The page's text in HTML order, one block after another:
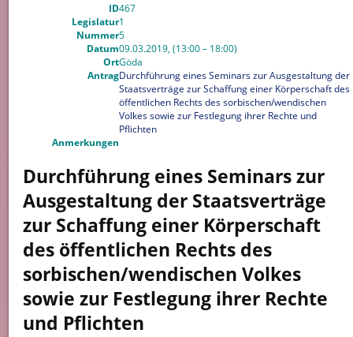
ID467
Legislatur1
Nummer5
Datum09.03.2019, (13:00 – 18:00)
OrtGöda
AntragDurchführung eines Seminars zur Ausgestaltung der
Staatsverträge zur Schaffung einer Körperschaft des
öffentlichen Rechts des sorbischen/wendischen
Volkes sowie zur Festlegung ihrer Rechte und
Pflichten
Anmerkungen
Durchführung eines Seminars zur
Ausgestaltung der Staatsverträge
zur Schaffung einer Körperschaft
des öffentlichen Rechts des
sorbischen/wendischen Volkes
sowie zur Festlegung ihrer Rechte
und Pflichten